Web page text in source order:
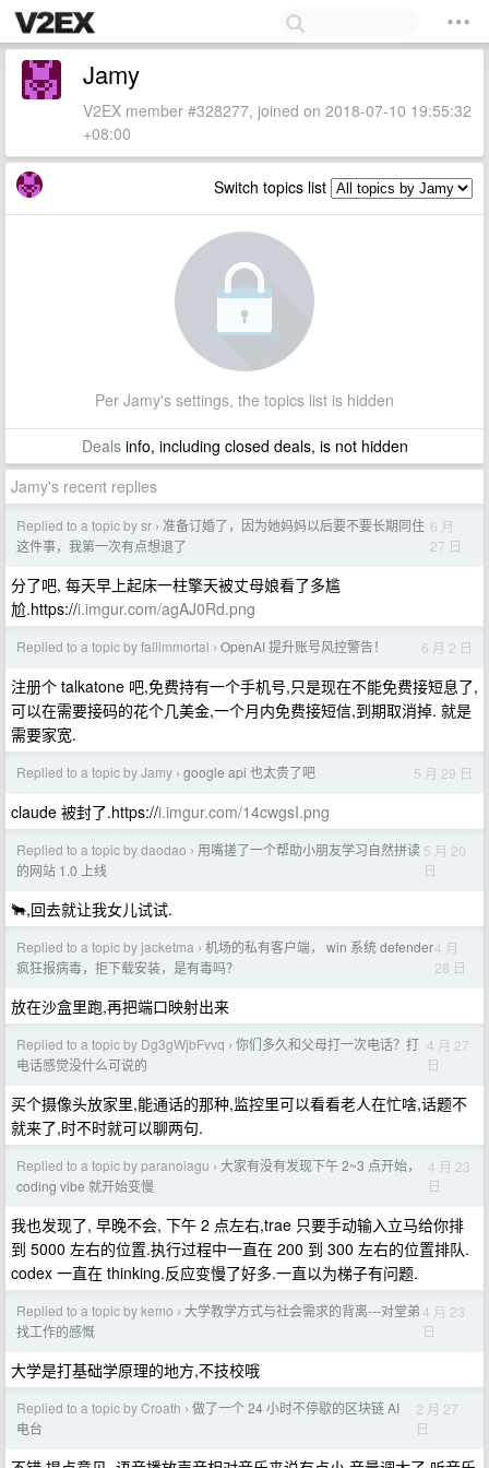
Jamy
V2EX member #328277, joined on 2018-07-10 19:55:32
+08:00
Switch topics list
Per Jamy's settings, the topics list is hidden
Dealsinfo, including closed deals, is not hidden
Jamy's recent replies
Replied to a topic by sr › 准备订婚了，因为她妈妈以后要不要长期同住
这件事，我第一次有点想退了
6 月
27 日
分了吧, 每天早上起床一柱擎天被丈母娘看了多尴
尬.https://i.imgur.com/agAJ0Rd.png
Replied to a topic by fallimmortal › OpenAI 提升账号风控警告！ 6 月 2 日
注册个 talkatone 吧,免费持有一个手机号,只是现在不能免费接短息了,
可以在需要接码的花个几美金,一个月内免费接短信,到期取消掉. 就是
需要家宽.
Replied to a topic by Jamy › google api 也太贵了吧 5 月 29 日
claude 被封了.https://i.imgur.com/14cwgsI.png
Replied to a topic by daodao › 用嘴搓了一个帮助小朋友学习自然拼读
的网站 1.0 上线
5 月 20
日
🐂,回去就让我女儿试试.
Replied to a topic by jacketma › 机场的私有客户端， win 系统 defender
疯狂报病毒，拒下载安装，是有毒吗？
4 月
28 日
放在沙盒里跑,再把端口映射出来
Replied to a topic by Dg3gWjbFvvq › 你们多久和父母打一次电话？打
电话感觉没什么可说的
4 月 27
日
买个摄像头放家里,能通话的那种,监控里可以看看老人在忙啥,话题不
就来了,时不时就可以聊两句.
Replied to a topic by paranoiagu › 大家有没有发现下午 2~3 点开始，
coding vibe 就开始变慢
4 月 23
日
我也发现了, 早晚不会, 下午 2 点左右,trae 只要手动输入立马给你排
到 5000 左右的位置.执行过程中一直在 200 到 300 左右的位置排队.
codex 一直在 thinking.反应变慢了好多.一直以为梯子有问题.
Replied to a topic by kemo › 大学教学方式与社会需求的背离---对堂弟
找工作的感慨
4 月 23
日
大学是打基础学原理的地方,不技校哦
Replied to a topic by Croath › 做了一个 24 小时不停歇的区块链 AI
电台
2 月 27
日